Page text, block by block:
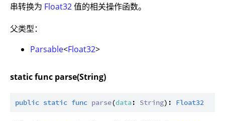
串转换为 Float32值的相关操作函数。
父类型：
Parsable<Float32>
static func parse(String)
public static func parse(data: String): Float32